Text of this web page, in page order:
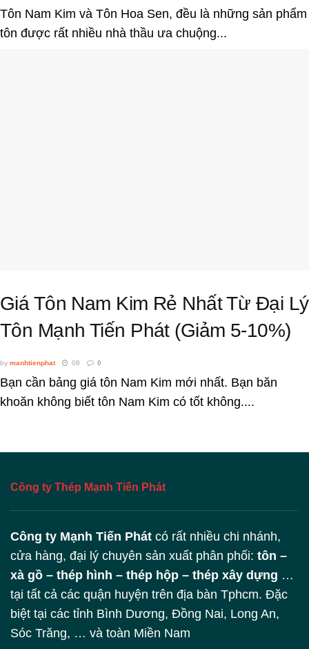
Tôn Nam Kim và Tôn Hoa Sen, đều là những sản phẩm
tôn được rất nhiều nhà thầu ưa chuộng...
Giá Tôn Nam Kim Rẻ Nhất Từ Đại Lý
Tôn Mạnh Tiến Phát (Giảm 5-10%)
by manhtienphat 08 0
Bạn cần bảng giá tôn Nam Kim mới nhất. Bạn băn
khoăn không biết tôn Nam Kim có tốt không....
Công ty Thép Mạnh Tiến Phát
Công ty Mạnh Tiến Phát có rất nhiều chi nhánh,
cửa hàng, đại lý chuyên sản xuất phân phối: tôn –
xà gồ – thép hình – thép hộp – thép xây dựng …
tại tất cả các quận huyện trên địa bàn Tphcm. Đặc
biệt tại các tỉnh Bình Dương, Đồng Nai, Long An,
Sóc Trăng, … và toàn Miền Nam